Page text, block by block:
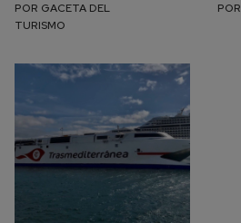
POR GACETA DEL
TURISMO
POR